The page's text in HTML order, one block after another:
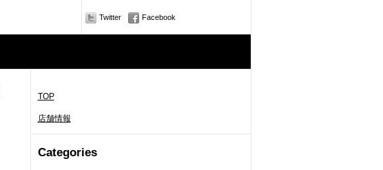
Twitter Facebook
TOP
店舗情報
Categories